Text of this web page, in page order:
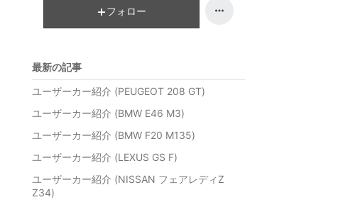
フォロー
最新の記事
ユーザーカー紹介 (PEUGEOT 208 GT)
ユーザーカー紹介 (BMW E46 M3)
ユーザーカー紹介 (BMW F20 M135)
ユーザーカー紹介 (LEXUS GS F)
ユーザーカー紹介 (NISSAN フェアレディZ
Z34)